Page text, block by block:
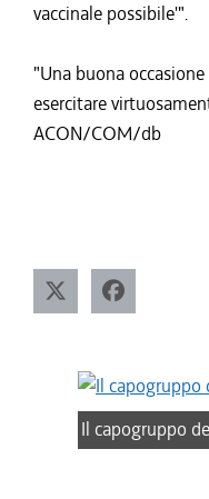
vaccinale possibile'".
"Una buona
esercitare
ACON/COM/db
Il capogruppo